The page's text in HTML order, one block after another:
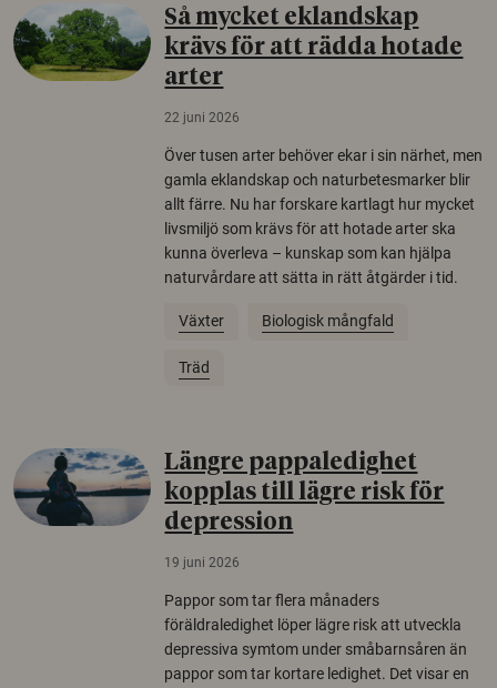
Så mycket eklandskap
krävs för att rädda hotade
arter
22 juni 2026
Över tusen arter behöver ekar i sin närhet, men
gamla eklandskap och naturbetesmarker blir
allt färre. Nu har forskare kartlagt hur mycket
livsmiljö som krävs för att hotade arter ska
kunna överleva – kunskap som kan hjälpa
naturvårdare att sätta in rätt åtgärder i tid.
Växter Biologisk mångfald
Träd
Längre pappaledighet
kopplas till lägre risk för
depression
19 juni 2026
Pappor som tar flera månaders
föräldraledighet löper lägre risk att utveckla
depressiva symtom under småbarnsåren än
pappor som tar kortare ledighet. Det visar en